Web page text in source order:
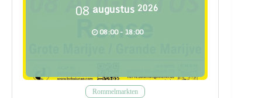
08 augustus 2026
08:00 - 18:00
Rommelmarkten